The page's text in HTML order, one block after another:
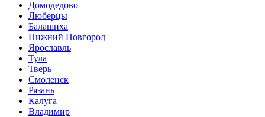
Домодедово
Люберцы
Балашиха
Нижний Новгород
Ярославль
Тула
Тверь
Смоленск
Рязань
Калуга
Владимир